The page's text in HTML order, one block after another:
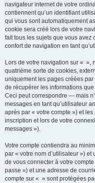
navigateur internet de votre
contiennent qu’un identifiant
qui vous sont automatiquement
cookie sera créé lors de votre
fait tous les sujets que vous avez
confort de navigation en tant
Lors de votre navigation sur « »,
quatrième sorte de cookies,
uniquement les pages créées
de récupérer les informations
Ceci peut correspondre — mais
messages en tant qu’utilisateur
après par « votre compte ») et
inscription et lors de votre
messages »).
Votre compte contiendra au
par « votre nom d’utilisateur »)
de vous connecter à votre
passe ») et une adresse de
compte sur « » sont protégées